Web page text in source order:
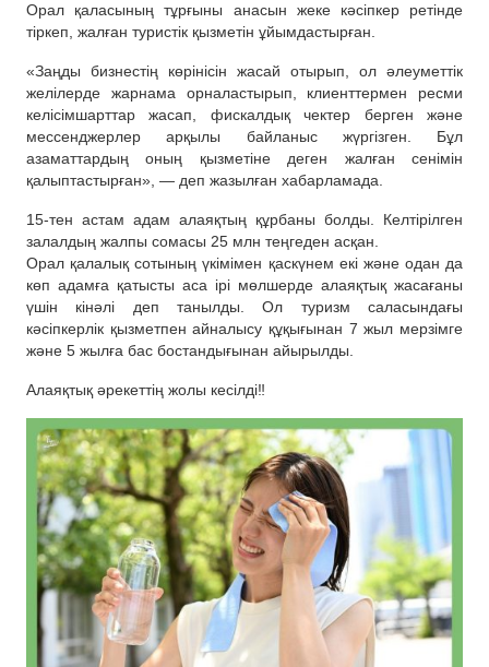
Орал қаласының тұрғыны анасын жеке кәсіпкер ретінде
тіркеп, жалған туристік қызметін ұйымдастырған.
«Заңды бизнестің көрінісін жасай отырып, ол әлеуметтік
желілерде жарнама орналастырып, клиенттермен ресми
келісімшарттар жасап, фискалдық чектер берген және
мессенджерлер арқылы байланыс жүргізген. Бұл
азаматтардың оның қызметіне деген жалған сенімін
қалыптастырған», — деп жазылған хабарламада.
15-тен астам адам алаяқтың құрбаны болды. Келтірілген
залалдың жалпы сомасы 25 млн теңгеден асқан.
Орал қалалық сотының үкімімен қаскүнем екі және одан да
көп адамға қатысты аса ірі мөлшерде алаяқтық жасағаны
үшін кінәлі деп танылды. Ол туризм саласындағы
кәсіпкерлік қызметпен айналысу құқығынан 7 жыл мерзімге
және 5 жылға бас бостандығынан айырылды.
Алаяқтық әрекеттің жолы кесілді‼️